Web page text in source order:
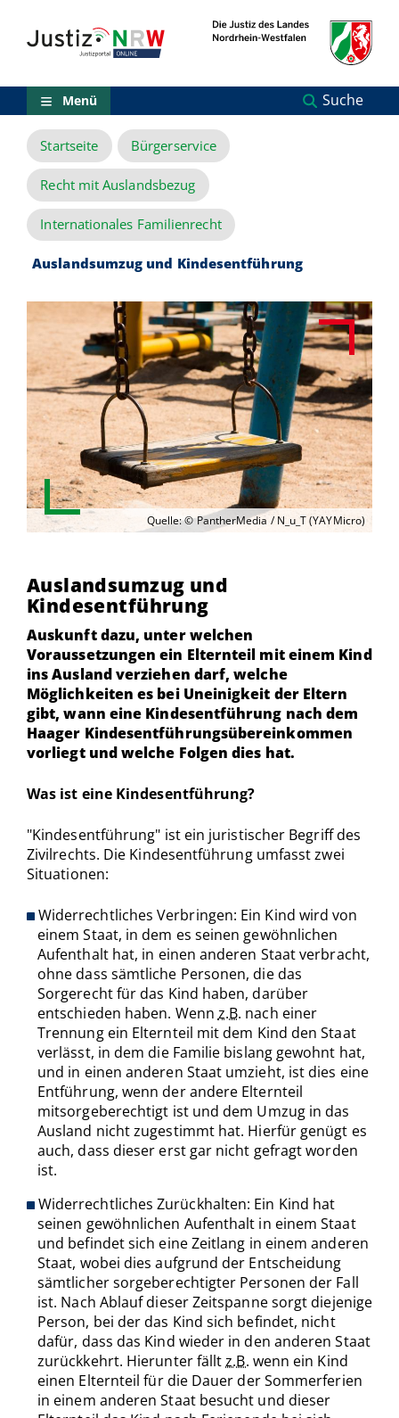
Inhalt
(Sprungmarken)
Menü
Zur
Suche
Zur
NRW-
Entscheidungssuche
Zur
Hauptnavigation
Zum
aktuellen
Inhalt
ausgewählten
Links
zu
einzelnen
Seiten
Menü Suche
Startseite Bürgerservice
Recht mit Auslandsbezug
Internationales Familienrecht
Auslandsumzug und Kindesentführung
Quelle: © PantherMedia / N_u_T (YAYMicro)
Auslandsumzug und
Kindesentführung
Auskunft dazu, unter welchen
Voraussetzungen ein Elternteil mit einem Kind
ins Ausland verziehen darf, welche
Möglichkeiten es bei Uneinigkeit der Eltern
gibt, wann eine Kindesentführung nach dem
Haager Kindesentführungsübereinkommen
vorliegt und welche Folgen dies hat.
Was ist eine Kindesentführung?
"Kindesentführung" ist ein juristischer Begriff des
Zivilrechts. Die Kindesentführung umfasst zwei
Situationen:
Widerrechtliches Verbringen: Ein Kind wird von
einem Staat, in dem es seinen gewöhnlichen
Aufenthalt hat, in einen anderen Staat verbracht,
ohne dass sämtliche Personen, die das
Sorgerecht für das Kind haben, darüber
entschieden haben. Wenn z.B. nach einer
Trennung ein Elternteil mit dem Kind den Staat
verlässt, in dem die Familie bislang gewohnt hat,
und in einen anderen Staat umzieht, ist dies eine
Entführung, wenn der andere Elternteil
mitsorgeberechtigt ist und dem Umzug in das
Ausland nicht zugestimmt hat. Hierfür genügt es
auch, dass dieser erst gar nicht gefragt worden
ist.
Widerrechtliches Zurückhalten: Ein Kind hat
seinen gewöhnlichen Aufenthalt in einem Staat
und befindet sich eine Zeitlang in einem anderen
Staat, wobei dies aufgrund der Entscheidung
sämtlicher sorgeberechtigter Personen der Fall
ist. Nach Ablauf dieser Zeitspanne sorgt diejenige
Person, bei der das Kind sich befindet, nicht
dafür, dass das Kind wieder in den anderen Staat
zurückkehrt. Hierunter fälltz.B. wenn ein Kind
einen Elternteil für die Dauer der Sommerferien
in einem anderen Staat besucht und dieser